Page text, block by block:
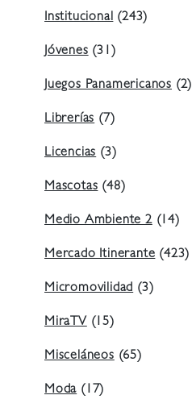
Institucional (243)
Jóvenes (31)
Juegos Panamericanos (2)
Librerías (7)
Licencias (3)
Mascotas (48)
Medio Ambiente 2(14)
Mercado Itinerante (423)
Micromovilidad (3)
MiraTV (15)
Misceláneos (65)
Moda (17)